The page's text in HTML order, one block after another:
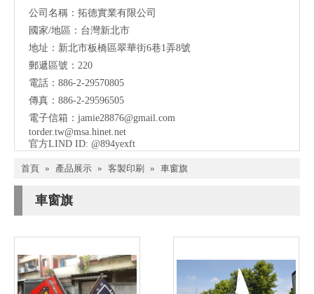
公司名稱：拓德實業有限公司
國家/地區：台灣新北市
地址：新北市板橋區翠華街6巷1弄8號
郵遞區號：220
電話：886-2-29570805
傳真：886-2-29596505
電子信箱： jamie28876@gmail.com
torder.tw@msa.hinet.net
官方LIND ID: @894yexft
首頁 » 產品展示 » 客製印刷 » 車窗旗
車窗旗